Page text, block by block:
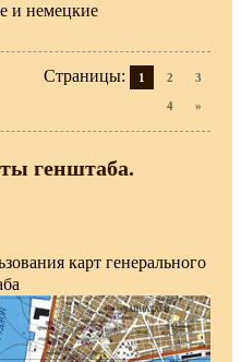
и немецкие
Страницы: 1 2 3
4 »
генштаба.
карт генерального